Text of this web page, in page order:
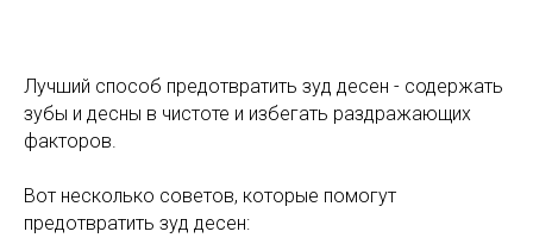
Лучший способ предотвратить зуд десен - содержать
зубы и десны в чистоте и избегать раздражающих
факторов.
Вот несколько советов, которые помогут
предотвратить зуд десен: